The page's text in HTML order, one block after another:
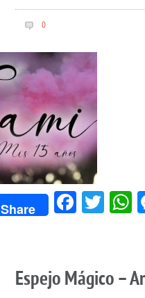
0
Share
Espejo Mágico –